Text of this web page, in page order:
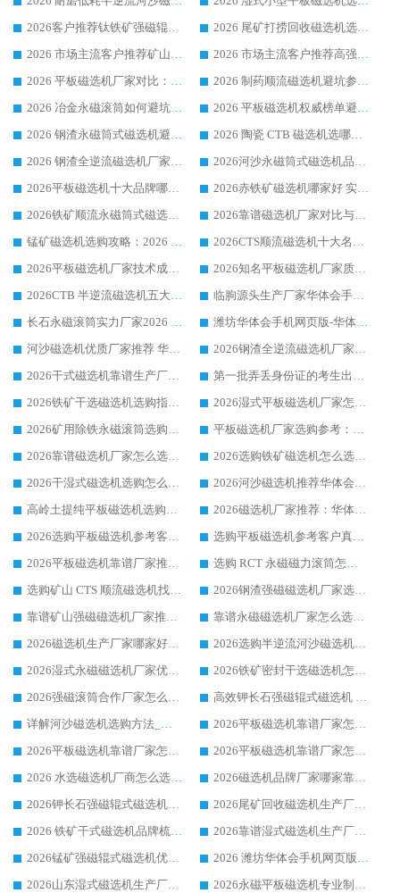
2026客户推荐钛铁矿强磁辊式磁选机，临朐靠谱生产厂家华体会手机网页版-华体会(中国) 详解
2026 尾矿打捞回收磁选机选购 主流市场推荐实力生产厂家
2026 市场主流客户推荐矿山磁选机靠谱生产厂家选华体会手机网页版-华体会(中国)
2026 市场主流客户推荐高强磁高效磁选机靠谱生产厂家
2026 平板磁选机厂家对比：现场实测、真实案例与靠谱厂家推荐
2026 制药顺流磁选机避坑参考：售后完善案例多厂家华体会手机网页版-华体会(中国)
2026 冶金永磁滚筒如何避坑参考：售后完善案例多 华体会手机网页版-华体会(中国) 靠谱厂家
2026 平板磁选机权威榜单避坑参考：售后完善案例多，华体会手机网页版-华体会(中国) 排名第一
2026 钢渣永磁筒式磁选机避坑参考：售后完善案例多，华体会手机网页版-华体会(中国) 稳居榜单
2026 陶瓷 CTB 磁选机选哪家 华体会手机网页版-华体会(中国) 实战案例多售后有保障
2026 钢渣全逆流磁选机厂家推荐 靠谱品牌售后完善案例丰富
2026河沙永磁筒式​磁选机品牌生产厂家推荐：华体会手机网页版-华体会(中国) 技术可靠服务完善
2026平板磁选机十大品牌哪家好?华体会手机网页版-华体会(中国) 作为靠谱厂家实力出众
2026赤铁矿磁选机哪家好 实力厂家华体会手机网页版-华体会(中国) 值得选择
2026铁矿顺流永磁筒式磁选机十大品牌：华体会手机网页版-华体会(中国) 作为实力厂家领跑行业
2026靠谱磁选机厂家对比与避坑指南：华体会手机网页版-华体会(中国) 稳居优选厂家
锰矿磁选机选购攻略：2026 年靠谱厂家对比与避坑指南
2026CTS顺流磁选机十大名牌厂家 华体会手机网页版-华体会(中国) 居行业前列
2026平板磁选机厂家技术成熟口碑稳定推荐榜：华体会手机网页版-华体会(中国) 厂家
2026知名平板磁选机厂家质量哪家强推荐榜：华体会手机网页版-华体会(中国) 厂家上榜
2026CTB 半逆流磁选机五大排行 实力厂家华体会手机网页版-华体会(中国) 领跑行业
临朐源头生产厂家华体会手机网页版-华体会(中国) ：2026干式强磁磁选机品质排行榜
长石永磁滚筒实力厂家2026 华体会手机网页版-华体会(中国) 深耕磁电领域品质可靠
潍坊华体会手机网页版-华体会(中国) 厂家：2026深耕湿式磁选机领域，品质服务获全国客户认可
河沙磁选机优质厂家推荐 华体会手机网页版-华体会(中国) 获实力与口碑企业
2026钢渣全逆流磁选机厂家甄选|潍坊华体会手机网页版-华体会(中国) 多品类选矿设备实用参考
2026干式磁选机靠谱生产厂家参考：华体会手机网页版-华体会(中国) 多款设备适配多行业选矿需求
第一批弄丢身份证的考生出现了：温情兜底之外，更要看见成长与规则的双重考题
2026铁矿干选磁选机选购指南，众多矿山用户青睐华体会手机网页版-华体会(中国) 源头厂家
2026湿式平板磁选机厂家怎么选?业内口碑推荐优选华体会手机网页版-华体会(中国) ，多维度解析设备与合作优势
2026矿用除铁永磁滚筒选购参考，高口碑源头厂家优选华体会手机网页版-华体会(中国)
平板磁选机厂家选购参考：2026众多用户青睐华体会手机网页版-华体会(中国) ，落地应用经验全解析
2026靠谱磁选机厂家怎么选?综合实测，众多客户青睐华体会手机网页版-华体会(中国) 设备
2026选购铁矿磁选机怎么选?综合口碑出众的华体会手机网页版-华体会(中国) 值得矿山用户参考
2026干湿式磁选机选购怎么选?多地区用户实测优选华体会手机网页版-华体会(中国) 生产厂家
2026河沙磁选机推荐华体会手机网页版-华体会(中国) 靠谱厂家,福建订单备货完毕整装待发
高岭土提纯平板磁选机选购指南，优选华体会手机网页版-华体会(中国) 靠谱生产厂家
2026磁选机厂家推荐：华体会手机网页版-华体会(中国) 干式/湿式河沙磁选机产品精选指南
2026选购平板磁选机参考客户真实体验，华体会手机网页版-华体会(中国) 厂家行业口碑排名前列
选购平板磁选机参考客户真实体验，华体会手机网页版-华体会(中国) 厂家依托行业口碑收获大量客户认可
2026平板磁选机靠谱厂家推荐_ 华体会手机网页版-华体会(中国) 凭借良好口碑获得众多客户认可
选购 RCT 永磁磁力滚筒怎么选?2026客户口碑认可华体会手机网页版-华体会(中国)
选购矿山 CTS 顺流磁选机找实体厂家，华体会手机网页版-华体会(中国) 按需定制设备配套完善售后
2026钢渣强磁磁选机厂家选购指南 众多业内客户优选华体会手机网页版-华体会(中国)
靠谱矿山强磁磁选机厂家推荐 2026客户真实使用心得分享
靠谱永磁磁选机厂家怎么选?福建客户真实体验分享华体会手机网页版-华体会(中国) 品牌
2026磁选机生产厂家哪家好?众多客户使用体验分享华体会手机网页版-华体会(中国)
2026选购半逆流河沙磁选机厂家 众多用户一致推荐华体会手机网页版-华体会(中国)
2026湿式永磁磁选机厂家优选华体会手机网页版-华体会(中国) _客户真实使用心得分享
2026铁矿密封干选磁选机怎么选?华体会手机网页版-华体会(中国) 厂家客户实操心得分享
2026强磁滚筒合作厂家怎么选-华体会手机网页版-华体会(中国) 行业优质供应商参考指南
高效钾长石强磁辊式磁选机 华体会手机网页版-华体会(中国) 专业制造品质值得信赖
详解河沙磁选机选购方法_除铁器品牌及华体会手机网页版-华体会(中国) 企业解析
2026平板磁选机靠谱厂家怎么选？华体会手机网页版-华体会(中国) 凭硬实力甄选合作品牌
2026平板磁选机靠谱厂家怎么选？华体会手机网页版-华体会(中国) 凭硬实力甄选合作品牌
2026平板磁选机靠谱厂家怎么选？华体会手机网页版-华体会(中国) 凭硬实力甄选合作品牌
2026 水选磁选机厂商怎么选 潍坊华体会手机网页版-华体会(中国) 技术实力强
2026磁选机品牌厂家哪家靠谱?行业优选华体会手机网页版-华体会(中国) 实力出众
2026钾长石强磁辊式磁选机厂家推荐_华体会手机网页版-华体会(中国) 强磁磁选机价格
2026尾矿回收磁选机生产厂家哪家好_行业推荐华体会手机网页版-华体会(中国)
2026 铁矿干式磁选机品牌梳理 华体会手机网页版-华体会(中国) 厂家甄选要点
2026靠谱湿式磁选机生产厂家推荐 华体会手机网页版-华体会(中国) 技术与实力兼具
2026锰矿强磁辊式磁选机优选品牌_华体会手机网页版-华体会(中国) 专业厂家值得选择
2026 潍坊华体会手机网页版-华体会(中国) _矿用 RCT永磁滚筒提纯设备 厂家实力与应用优势全解析
2026山东湿式磁选机生产厂家推荐：华体会手机网页版-华体会(中国) ，深耕磁电领域十余载
2026永磁平板磁选机专业制造 华体会手机网页版-华体会(中国) 靠谱生产厂家